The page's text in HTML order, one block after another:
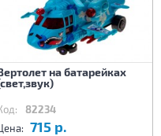
на батарейках
82234
715 р.